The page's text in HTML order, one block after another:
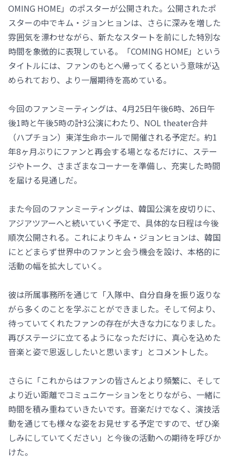
OMING HOME」のポスターが公開された。公開されたポ
スターの中でキム・ジョンヒョンは、さらに深みを増した
雰囲気を漂わせながら、新たなスタートを前にした特別な
時間を象徴的に表現している。「COMING HOME」という
タイトルには、ファンのもとへ帰ってくるという意味が込
められており、より一層期待を高めている。
今回のファンミーティングは、4月25日午後6時、26日午
後1時と午後5時の計3公演にわたり、NOL theater合井
（ハプチョン）東洋生命ホールで開催される予定だ。約1
年8ヶ月ぶりにファンと再会する場となるだけに、ステー
ジやトーク、さまざまなコーナーを準備し、充実した時間
を届ける見通しだ。
また今回のファンミーティングは、韓国公演を皮切りに、
アジアツアーへと続いていく予定で、具体的な日程は今後
順次公開される。これによりキム・ジョンヒョンは、韓国
にとどまらず世界中のファンと会う機会を設け、本格的に
活動の幅を拡大していく。
彼は所属事務所を通じて「入隊中、自分自身を振り返りな
がら多くのことを学ぶことができました。そして何より、
待っていてくれたファンの存在が大きな力になりました。
再びステージに立てるようになっただけに、真心を込めた
音楽と姿で恩返ししたいと思います」とコメントした。
さらに「これからはファンの皆さんとより頻繁に、そして
より近い距離でコミュニケーションをとりながら、一緒に
時間を積み重ねていきたいです。音楽だけでなく、演技活
動を通じても様々な姿をお見せする予定ですので、ぜひ楽
しみにしていてください」と今後の活動への期待を呼びか
けた。